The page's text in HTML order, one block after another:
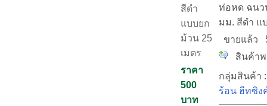
สีดำ
แบบยก
ม้วน 25
เมตร
ราคา
500
บาท
ท่อหด ฉนว
มม. สีดำ แ
ขายแล้ว
สินค้าพ
กลุ่มสินค้า
ร้อน ฮีทซิง